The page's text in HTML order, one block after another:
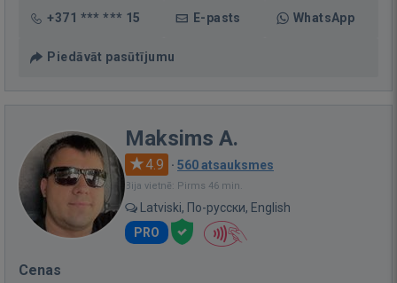
+371 *** *** 15 E-pasts WhatsApp
Piedāvāt pasūtījumu
Maksims A.
4.9 · 560 atsauksmes
Bija vietnē: Pirms 46 min.
Latviski, По-русски, English
PRO
Cenas